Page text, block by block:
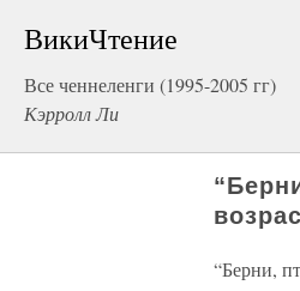
ВикиЧтение
Все ченнеленги (1995-2005 гг)
Кэрролл Ли
“Берни,